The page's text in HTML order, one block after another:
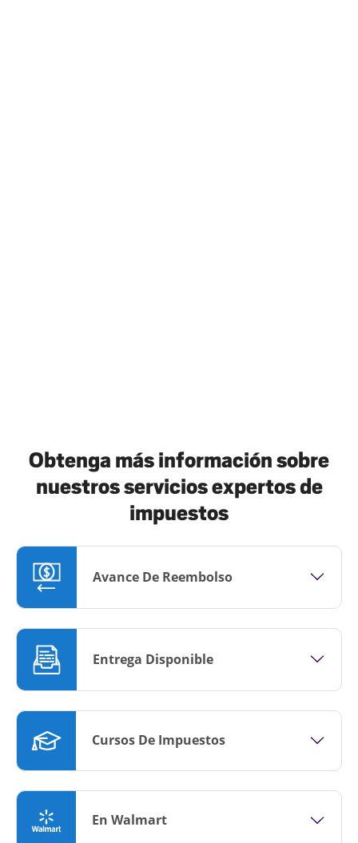
Obtenga más información sobre
nuestros servicios expertos de
impuestos
Avance De Reembolso
Entrega Disponible
Cursos De Impuestos
En Walmart